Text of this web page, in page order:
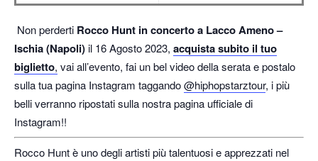
Non perderti Rocco Hunt in concerto a Lacco Ameno –
Ischia (Napoli)il 16 Agosto 2023, acquista subito il tuo
biglietto, vai all’evento, fai un bel video della serata e postalo
sulla tua pagina Instagram taggando@hiphopstarztour, i più
belli verranno ripostati sulla nostra pagina ufficiale di
Instagram!!
Rocco Hunt è uno degli artisti più talentuosi e apprezzati nel